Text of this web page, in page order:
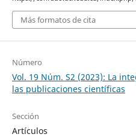
Más formatos de cita
Número
Vol. 19 Núm. S2 (2023): La
las publicaciones científicas
Sección
Artículos